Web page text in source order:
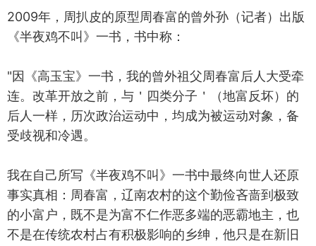
2009年，周扒皮的原型周春富的曾外孙（记者）出版
《半夜鸡不叫》一书，书中称：
"因《高玉宝》一书，我的曾外祖父周春富后人大受牵
连。改革开放之前，与＇四类分子＇（地富反坏）的
后人一样，历次政治运动中，均成为被运动对象，备
受歧视和冷遇。
我在自己所写《半夜鸡不叫》一书中最终向世人还原
事实真相：周春富，辽南农村的这个勤俭吝啬到极致
的小富户，既不是为富不仁作恶多端的恶霸地主，也
不是在传统农村占有积极影响的乡绅，他只是在新旧